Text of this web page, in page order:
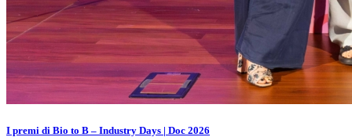
I premi di Bio to B – Industry Days | Doc 2026